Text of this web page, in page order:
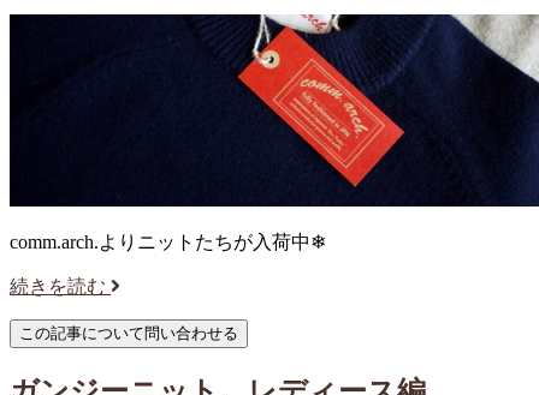
comm.arch.よりニットたちが入荷中❄︎
続きを読む